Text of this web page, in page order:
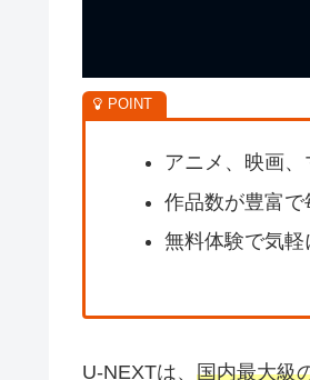
アニメ、映画
作品数が豊富
無料体験で気軽
U-NEXTは、 国内最大級